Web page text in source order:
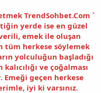
TrendSohbet.Com `
yerde ise en güzel
emek ile oluşan
tüm herkese söylemek
yolculuğun başladığı
ve çoğalması
geçen herkese
iyi ki varsınız.